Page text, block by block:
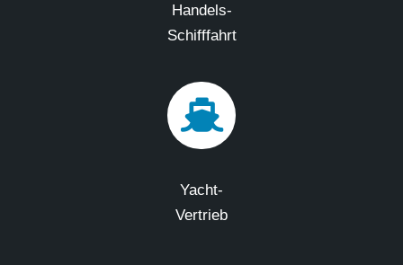
Handels-
Schifffahrt
Yacht-
Vertrieb